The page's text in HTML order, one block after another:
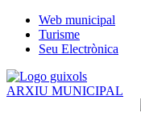
Web municipal
Turisme
Seu Electrònica
ARXIU MUNICIPAL